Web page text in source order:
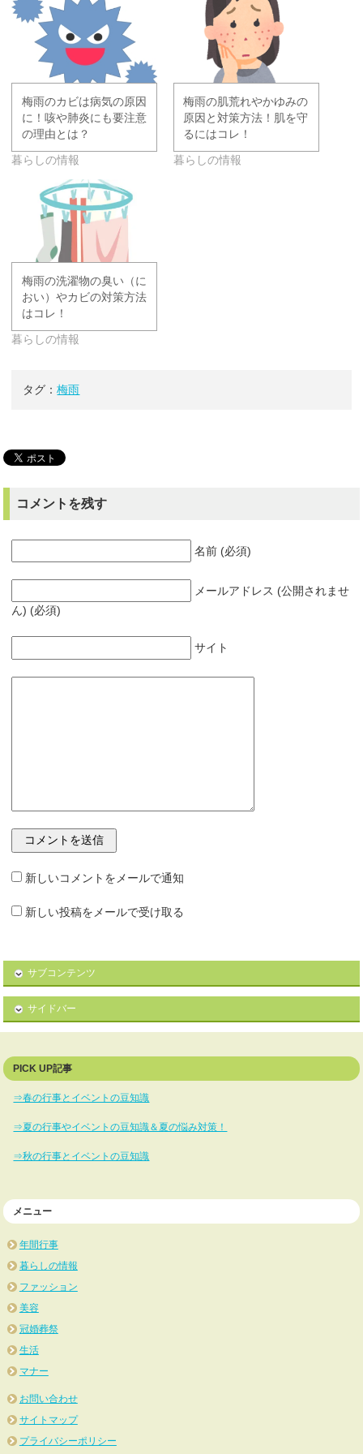
梅雨のカビは病気の原因
に！咳や肺炎にも要注意
の理由とは？
暮らしの情報
梅雨の肌荒れやかゆみの
原因と対策方法！肌を守
るにはコレ！
暮らしの情報
梅雨の洗濯物の臭い（に
おい）やカビの対策方法
はコレ！
暮らしの情報
タグ：梅雨
コメントを残す
名前 (必須)
メールアドレス (公開されませ
ん) (必須)
サイト
新しいコメントをメールで通知
新しい投稿をメールで受け取る
サブコンテンツ
サイドバー
PICK UP記事
⇒春の行事とイベントの豆知識
⇒夏の行事やイベントの豆知識＆夏の悩み対策！
⇒秋の行事とイベントの豆知識
メニュー
年間行事
暮らしの情報
ファッション
美容
冠婚葬祭
生活
マナー
お問い合わせ
サイトマップ
プライバシーポリシー